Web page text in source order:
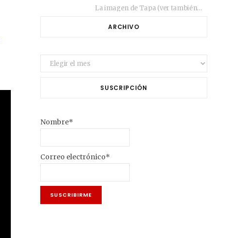
La imagen de Tapa (ver también más arriba) fue compuesta en estos días de febrero…
ARCHIVO
Archivo
SUSCRIPCIÓN
Nombre*
Correo electrónico*